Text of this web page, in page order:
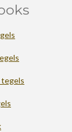
tegels